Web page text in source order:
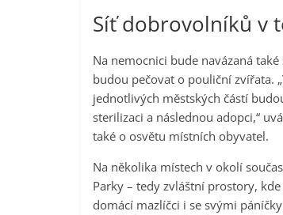
Síť dobrovolníků v
Na nemocnici bude navázaná
budou pečovat o pouliční zvířata.
jednotlivých městských částí
sterilizaci a následnou adopci,“
také o osvětu místních obyvatel.
Na několika místech v okolí
Parky – tedy zvláštní prostory,
domácí mazlíčci i se svými